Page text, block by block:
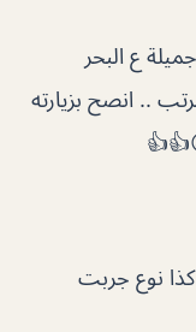
ع البحر
.. انصح بزيارته
نوع جربت